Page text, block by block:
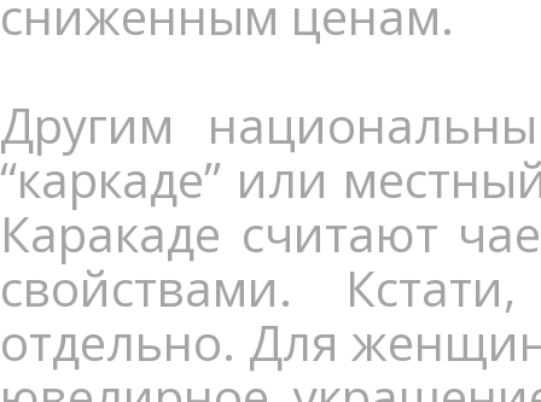
сниженным ценам.
Другим
“каркаде” или
Каракаде считают
свойствами.
отдельно. Для